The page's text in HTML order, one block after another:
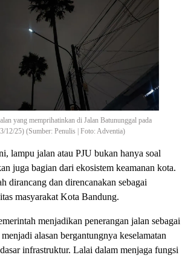
yang memprihatinkan di Jalan Batununggal pada
12/25) (Sumber: Penulis | Foto: Adventia)
lampu jalan atau PJU bukan hanya soal
juga bagian dari ekosistem keamanan kota.
dirancang dan direncanakan sebagai
masyarakat Kota Bandung.
menjadikan penerangan jalan sebagai
alasan bergantungnya keselamatan
infrastruktur. Lalai dalam menjaga fungsi